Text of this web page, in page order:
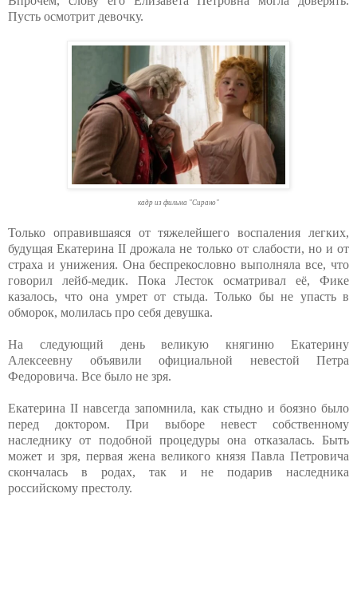
Пусть осмотрит девочку.
кадр из фильма "Сирано"
Только оправившаяся от тяжелейшего воспаления легких,
будущая Екатерина II дрожала не только от слабости, но и от
страха и унижения. Она беспрекословно выполняла все, что
говорил лейб-медик. Пока Лесток осматривал её, Фике
казалось, что она умрет от стыда. Только бы не упасть в
обморок, молилась про себя девушка.
На следующий день великую княгиню Екатерину
Алексеевну объявили официальной невестой Петра
Федоровича. Все было не зря.
Екатерина II навсегда запомнила, как стыдно и боязно было
перед доктором. При выборе невест собственному
наследнику от подобной процедуры она отказалась. Быть
может и зря, первая жена великого князя Павла Петровича
скончалась в родах, так и не подарив наследника
российскому престолу.